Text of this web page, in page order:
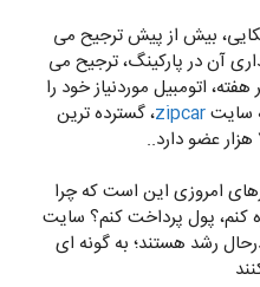
بیش از پیش ترجیح می
آن در پارکینگ، ترجیح می
اتومبیل موردنیاز خود را
سایتzipcar، گسترده ترین
امروزی این است که چرا
کنم، پول پرداخت کنم؟ سایت
رشد هستند؛ به گونه ای